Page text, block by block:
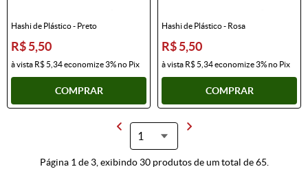
Hashi de Plástico - Preto
R$ 5,50
à vista R$ 5,34economize3%no Pix
COMPRAR
Hashi de Plástico - Rosa
R$ 5,50
à vista R$ 5,34economize3%no Pix
COMPRAR
Página 1 de 3, exibindo 30 produtos de um total de 65.